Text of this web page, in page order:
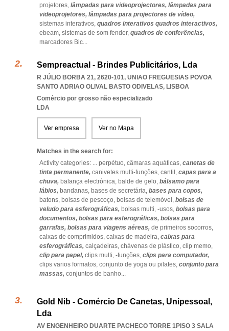
projetores, lâmpadas para videoprojectores, lâmpadas para
videoprojetores, lâmpadas para projectores de vídeo,
sistemas interativos, quadros interativos quadros interactivos,
ebeam, sistemas de som fender, quadros de conferências,
marcadores Bic...
Sempreactual - Brindes Publicitários, Lda
R JÚLIO BORBA 21, 2620-101, UNIAO FREGUESIAS POVOA
SANTO ADRIAO OLIVAL BASTO ODIVELAS, LISBOA
Comércio por grosso não especializado
LDA
Ver empresa Ver no Mapa
Matches in the search for:
Activity categories: ... perpétuo, câmaras aquáticas, canetas de
tinta permanente, canivetes multi-funções, cantil, capas para a
chuva, balança electrónica, balde de gelo, bálsamo para
lábios, bandanas, bases de secretária, bases para copos,
batons, bolsas de pescoço, bolsas de telemóvel, bolsas de
veludo para esferográficas, bolsas multi, -usos, bolsas para
documentos, bolsas para esferográficas, bolsas para
garrafas, bolsas para viagens aéreas, de primeiros socorros,
caixas de comprimidos, caixas de madeira, caixas para
esferográficas, calçadeiras, chávenas de plástico, clip memo,
clip para papel, clips multi, -funções, clips para computador,
clips varios formatos, conjunto de yoga ou pilates, conjunto para
massas, conjuntos de banho...
Gold Nib - Comércio De Canetas, Unipessoal,
Lda
AV ENGENHEIRO DUARTE PACHECO TORRE 1PISO 3 SALA